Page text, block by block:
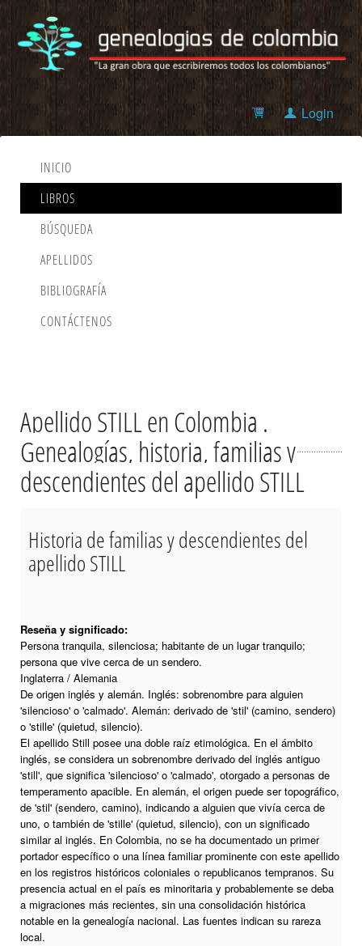
Login
INICIO
LIBROS
BÚSQUEDA
APELLIDOS
BIBLIOGRAFÍA
CONTÁCTENOS
Apellido STILL en Colombia .
Genealogías, historia, familias y
descendientes del apellido STILL
Historia de familias y descendientes del
apellido STILL
Reseña y significado:
Persona tranquila, silenciosa; habitante de un lugar tranquilo;
persona que vive cerca de un sendero.
Inglaterra / Alemania
De origen inglés y alemán. Inglés: sobrenombre para alguien
'silencioso' o 'calmado'. Alemán: derivado de 'stil' (camino, sendero)
o 'stille' (quietud, silencio).
El apellido Still posee una doble raíz etimológica. En el ámbito
inglés, se considera un sobrenombre derivado del inglés antiguo
'still', que significa 'silencioso' o 'calmado', otorgado a personas de
temperamento apacible. En alemán, el origen puede ser topográfico,
de 'stil' (sendero, camino), indicando a alguien que vivía cerca de
uno, o también de 'stille' (quietud, silencio), con un significado
similar al inglés. En Colombia, no se ha documentado un primer
portador específico o una línea familiar prominente con este apellido
en los registros históricos coloniales o republicanos tempranos. Su
presencia actual en el país es minoritaria y probablemente se deba
a migraciones más recientes, sin una consolidación histórica
notable en la genealogía nacional. Las fuentes indican su rareza
local.